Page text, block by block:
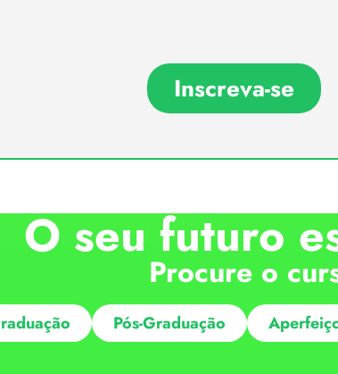
Inscreva-se
O seu futuro
Procure o
Pós-Graduação